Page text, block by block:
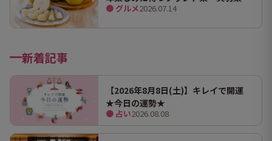
（幸水）」限定100箱を特別販売！
● グルメ2026.07.14
新着記事
【2026年8月8日(土)】キレイで開運
★今日の運勢★
● 占い2026.08.08